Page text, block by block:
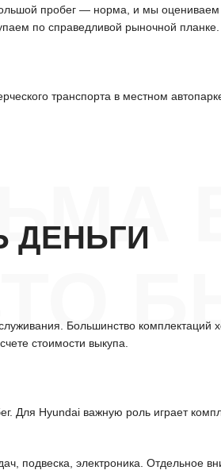
пробег — норма, и мы
по справедливой рыночной планке.
транспорта в местном
ДЕНЬГИ
Большинство
стоимости выкупа.
Для Hyundai важную роль играет
подвеска, электроника. Отдельное